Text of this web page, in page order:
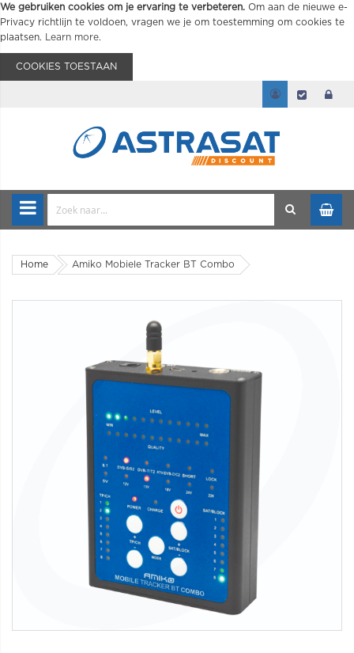
We gebruiken cookies om je ervaring te verbeteren. Om aan de nieuwe e-
Privacy richtlijn te voldoen, vragen we je om toestemming om cookies te
plaatsen.
Learn more.
COOKIES TOESTAAN
Home Amiko Mobiele Tracker BT Combo